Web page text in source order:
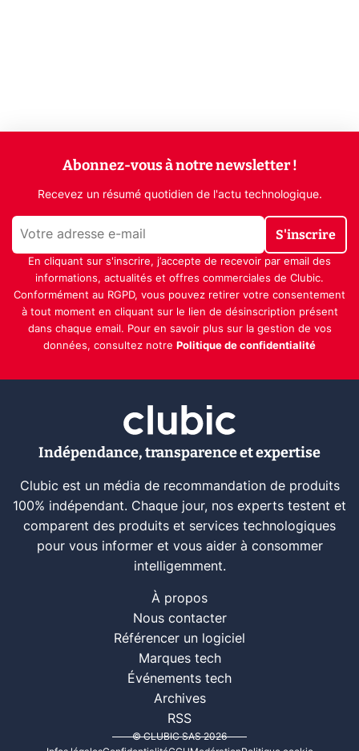
Abonnez-vous à notre newsletter !
Recevez un résumé quotidien de l'actu technologique.
S'inscrire
En cliquant sur s'inscrire, j’accepte de recevoir par email des
informations, actualités et offres commerciales de Clubic.
Conformément au RGPD, vous pouvez retirer votre consentement
à tout moment en cliquant sur le lien de désinscription présent
dans chaque email. Pour en savoir plus sur la gestion de vos
données, consultez notre Politique de confidentialité
Indépendance, transparence et expertise
Clubic est un média de recommandation de produits
100% indépendant. Chaque jour, nos experts testent et
comparent des produits et services technologiques
pour vous informer et vous aider à consommer
intelligemment.
À propos
Nous contacter
Référencer un logiciel
Marques tech
Événements tech
Archives
RSS
© CLUBIC SAS 2026